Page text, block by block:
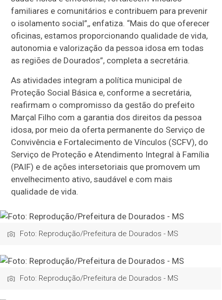
familiares e comunitários e contribuem para prevenir
o isolamento social”,, enfatiza. “Mais do que oferecer
oficinas, estamos proporcionando qualidade de vida,
autonomia e valorização da pessoa idosa em todas
as regiões de Dourados”, completa a secretária.
As atividades integram a política municipal de
Proteção Social Básica e, conforme a secretária,
reafirmam o compromisso da gestão do prefeito
Marçal Filho com a garantia dos direitos da pessoa
idosa, por meio da oferta permanente do Serviço de
Convivência e Fortalecimento de Vínculos (SCFV), do
Serviço de Proteção e Atendimento Integral à Família
(PAIF) e de ações intersetoriais que promovem um
envelhecimento ativo, saudável e com mais
qualidade de vida.
Foto: Reprodução/Prefeitura de Dourados - MS
Foto: Reprodução/Prefeitura de Dourados - MS